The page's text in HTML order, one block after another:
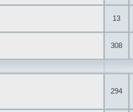
13
308
294